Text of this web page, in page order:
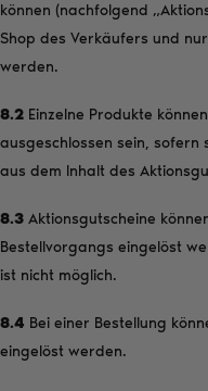
können (nachfolgend
Shop des Verkäufers und
werden.
8.2 Einzelne Produkte
ausgeschlossen sein, sofern
aus dem Inhalt des
8.3 Aktionsgutscheine
Bestellvorgangs eingelöst
ist nicht möglich.
8.4 Bei einer Bestellung
eingelöst werden.